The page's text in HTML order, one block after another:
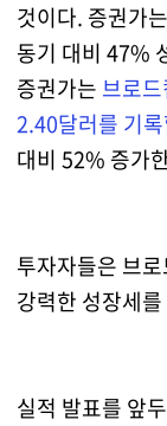
것이다. 증권가
동기 대비 47%
증권가는 브로
2.40달러를 기
대비 52% 증가
투자자들은 브
강력한 성장세
실적 발표를 앞